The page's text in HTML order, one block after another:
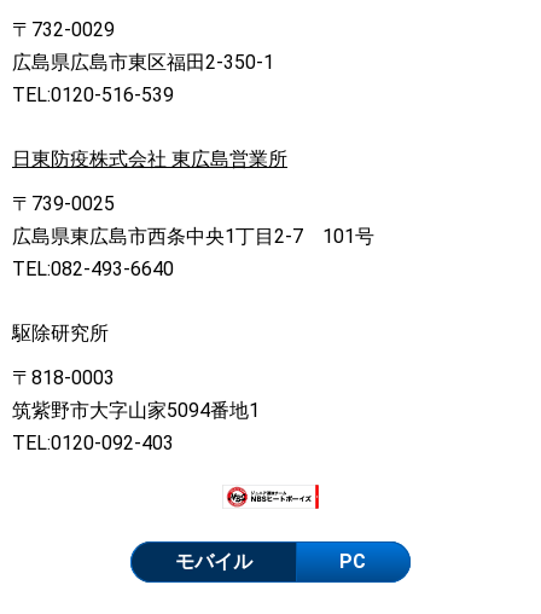
〒732-0029
広島県広島市東区福田2-350-1
TEL:0120-516-539
日東防疫株式会社 東広島営業所
〒739-0025
広島県東広島市西条中央1丁目2-7 101号
TEL:082-493-6640
駆除研究所
〒818-0003
筑紫野市大字山家5094番地1
TEL:0120-092-403
モバイル PC